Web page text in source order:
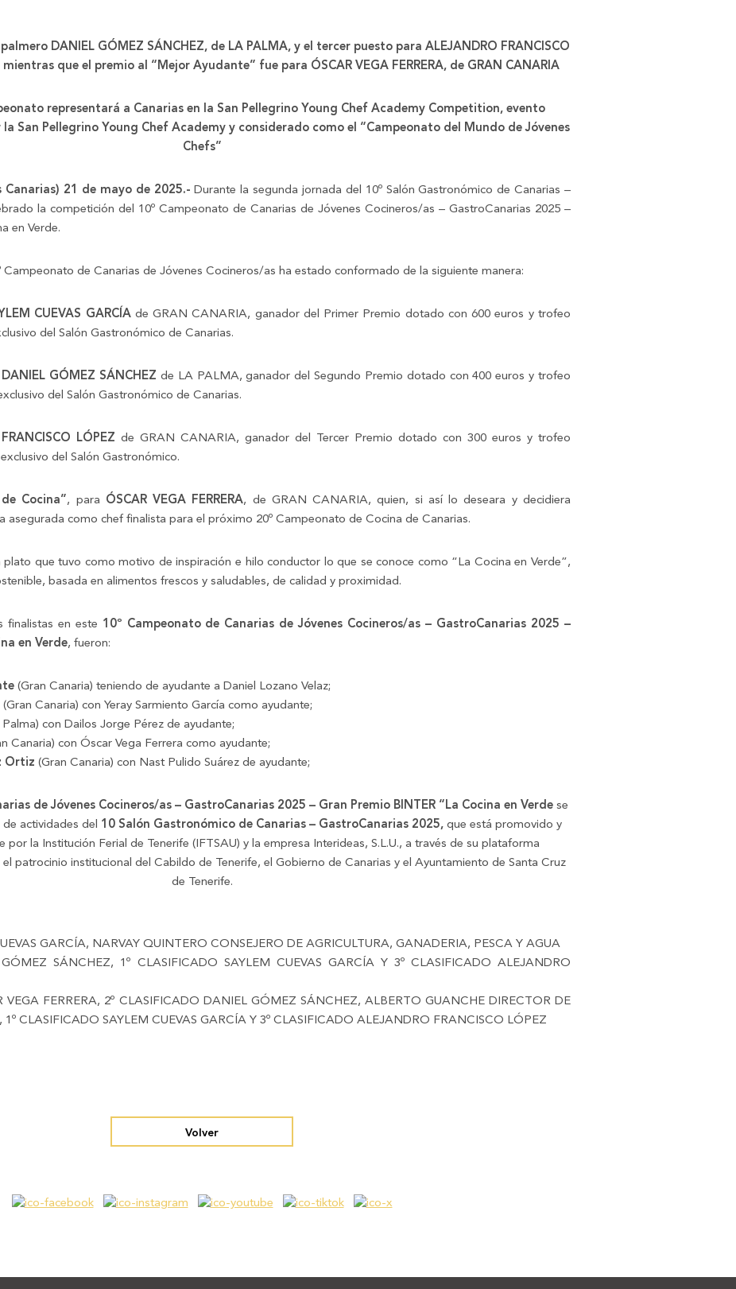
DANIEL GÓMEZ SÁNCHEZ, de LA PALMA, y el tercer puesto para ALEJANDRO FRANCISCO
mientras que el premio al “Mejor Ayudante” fue para ÓSCAR VEGA FERRERA, de GRAN CANARIA
representará a Canarias en la San Pellegrino Young Chef Academy Competition, evento
San Pellegrino Young Chef Academy y considerado como el “Campeonato del Mundo de Jóvenes
Chefs”
Canarias) 21 de mayo de 2025.-Durante la segunda jornada del 10º Salón Gastronómico de Canarias –
la competición del 10º Campeonato de Canarias de Jóvenes Cocineros/as – GastroCanarias 2025 –
en Verde.
Campeonato de Canarias de Jóvenes Cocineros/as ha estado conformado de la siguiente manera:
CUEVAS GARCÍAde GRAN CANARIA, ganador del Primer Premio dotado con 600 euros y trofeo
del Salón Gastronómico de Canarias.
DANIEL GÓMEZ SÁNCHEZ de LA PALMA, ganador del Segundo Premio dotado con 400 euros y trofeo
del Salón Gastronómico de Canarias.
LÓPEZ de GRAN CANARIA, ganador del Tercer Premio dotado con 300 euros y trofeo
del Salón Gastronómico.
Cocina”, para ÓSCAR VEGA FERRERA, de GRAN CANARIA, quien, si así lo deseara y decidiera
asegurada como chef finalista para el próximo 20º Campeonato de Cocina de Canarias.
que tuvo como motivo de inspiración e hilo conductor lo que se conoce como “La Cocina en Verde”,
basada en alimentos frescos y saludables, de calidad y proximidad.
finalistas en este 10º Campeonato de Canarias de Jóvenes Cocineros/as – GastroCanarias 2025 –
en Verde, fueron:
(Gran Canaria) teniendo de ayudante a Daniel Lozano Velaz;
(Gran Canaria) con Yeray Sarmiento García como ayudante;
Palma) con Dailos Jorge Pérez de ayudante;
Canaria) con Óscar Vega Ferrera como ayudante;
Ortiz (Gran Canaria) con Nast Pulido Suárez de ayudante;
de Jóvenes Cocineros/as – GastroCanarias 2025 – Gran Premio BINTER “La Cocina en Verde se
actividades del 10 Salón Gastronómico de Canarias – GastroCanarias 2025, que está promovido y
por la Institución Ferial de Tenerife (IFTSAU) y la empresa Interideas, S.L.U., a través de su plataforma
el patrocinio institucional del Cabildo de Tenerife, el Gobierno de Canarias y el Ayuntamiento de Santa Cruz
de Tenerife.
GARCÍA, NARVAY QUINTERO CONSEJERO DE AGRICULTURA, GANADERIA, PESCA Y AGUA
SÁNCHEZ, 1º CLASIFICADO SAYLEM CUEVAS GARCÍA Y 3º CLASIFICADO ALEJANDRO
VEGA FERRERA, 2º CLASIFICADO DANIEL GÓMEZ SÁNCHEZ, ALBERTO GUANCHE DIRECTOR DE
CLASIFICADO SAYLEM CUEVAS GARCÍA Y 3º CLASIFICADO ALEJANDRO FRANCISCO LÓPEZ
Volver